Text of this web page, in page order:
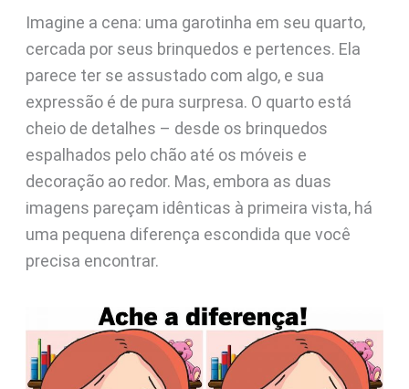
Imagine a cena: uma garotinha em seu quarto,
cercada por seus brinquedos e pertences. Ela
parece ter se assustado com algo, e sua
expressão é de pura surpresa. O quarto está
cheio de detalhes – desde os brinquedos
espalhados pelo chão até os móveis e
decoração ao redor. Mas, embora as duas
imagens pareçam idênticas à primeira vista, há
uma pequena diferença escondida que você
precisa encontrar.